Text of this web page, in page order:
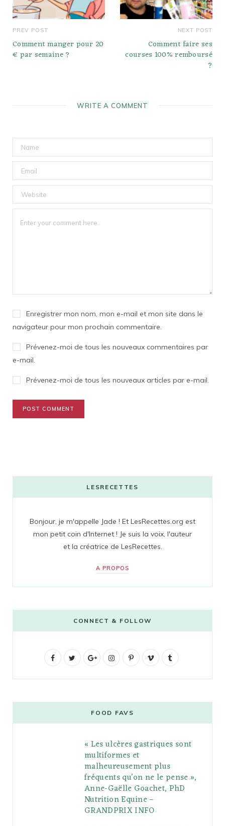
PREV POST
Comment manger pour 20
€ par semaine ?
NEXT POST
Comment faire ses
courses 100% remboursé
?
WRITE A COMMENT
Enregistrer mon nom, mon e-mail et mon site dans le
navigateur pour mon prochain commentaire.
Prévenez-moi de tous les nouveaux commentaires par
e-mail.
Prévenez-moi de tous les nouveaux articles par e-mail.
LESRECETTES
Bonjour, je m'appelle Jade ! Et LesRecettes.org est
mon petit coin d'Internet ! Je suis la voix, l'auteur
et la créatrice de LesRecettes.
A PROPOS
CONNECT & FOLLOW
F
b
t
G
g
l
e
P
l
s
I
t
a
g
r
a
m
P
e
r
e
s
V
o
l
r
FOOD FAVS
« Les ulcères gastriques sont
multiformes et
malheureusement plus
fréquents qu’on ne le pense »,
Anne-Gaëlle Goachet, PhD
Nutrition Equine –
GRANDPRIX INFO